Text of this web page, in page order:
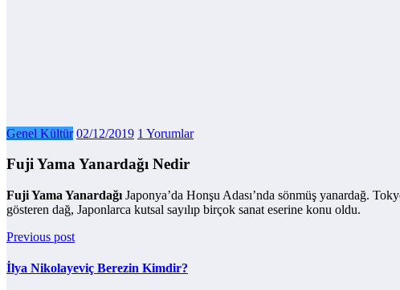
Genel Kültür 02/12/2019 1 Yorumlar
Fuji Yama Yanardağı Nedir
Fuji Yama Yanardağı Japonya’da Honşu Adası’nda sönmüş yanardağ.
gösteren dağ, Japonlarca kutsal sayılıp birçok sanat eserine konu oldu.
Previous post
İlya Nikolayeviç Berezin Kimdir?